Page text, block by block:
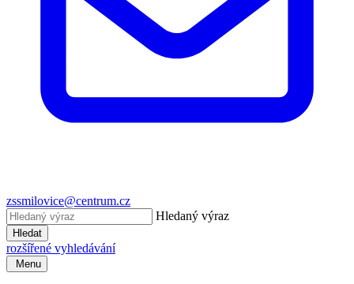
zssmilovice@centrum.cz
Hledaný výraz
Hledat
rozšířené vyhledávání
Menu